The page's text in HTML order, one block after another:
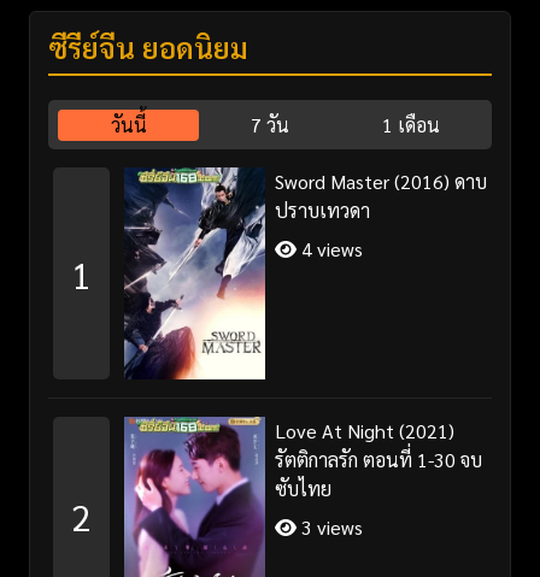
ซีรี่ย์จีน ยอดนิยม
วันนี้ 7 วัน 1 เดือน
1
Sword Master (2016) ดาบ
ปราบเทวดา
4 views
2
Love At Night (2021)
รัตติกาลรัก ตอนที่ 1-30 จบ
ซับไทย
3 views